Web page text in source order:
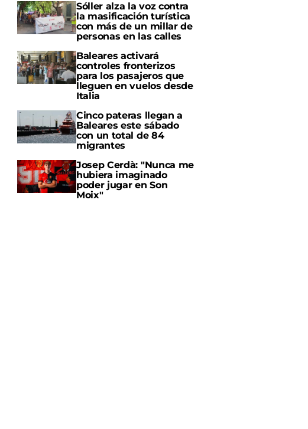
Sóller alza la voz contra
la masificación turística
con más de un millar de
personas en las calles
Baleares activará
controles fronterizos
para los pasajeros que
lleguen en vuelos desde
Italia
Cinco pateras llegan a
Baleares este sábado
con un total de 84
migrantes
Josep Cerdà: "Nunca me
hubiera imaginado
poder jugar en Son
Moix"